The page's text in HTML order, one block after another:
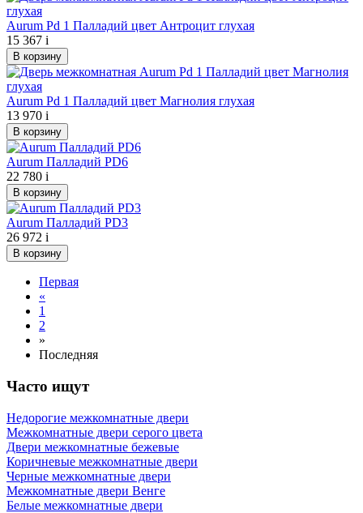
Aurum Pd 1 Палладий цвет Антроцит глухая
15 367 i
В корзину
Aurum Pd 1 Палладий цвет Магнолия глухая
13 970 i
В корзину
Aurum Палладий PD6
22 780 i
В корзину
Aurum Палладий PD3
26 972 i
В корзину
Первая
«
1
2
»
Последняя
Часто ищут
Недорогие межкомнатные двери
Межкомнатные двери серого цвета
Двери межкомнатные бежевые
Коричневые межкомнатные двери
Черные межкомнатные двери
Межкомнатные двери Венге
Белые межкомнатные двери